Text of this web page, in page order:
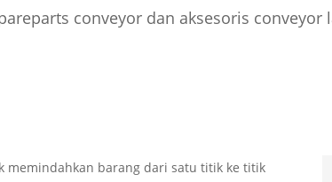
conveyor dan aksesoris conveyor
memindahkan barang dari satu titik ke titik